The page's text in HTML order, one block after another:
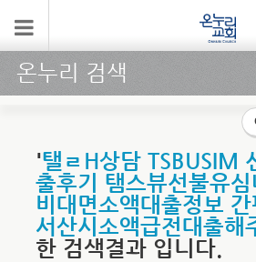
온누리 검색
'탤ㄹH상담 TSBUSIM
출후기 탬스뷰선불유심
비대면소액대출정보
서산시소액급전대출해
한 검색결과 입니다.